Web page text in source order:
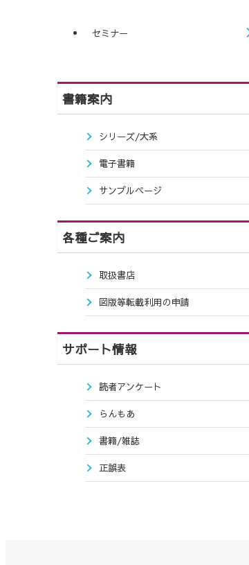
セミナー
書籍案内
シリーズ/大系
電子書籍
サンプルページ
各種ご案内
取扱書店
図版等転載利用の申請
サポート情報
読者アンケート
らんもあ
書籍/雑誌
正誤表